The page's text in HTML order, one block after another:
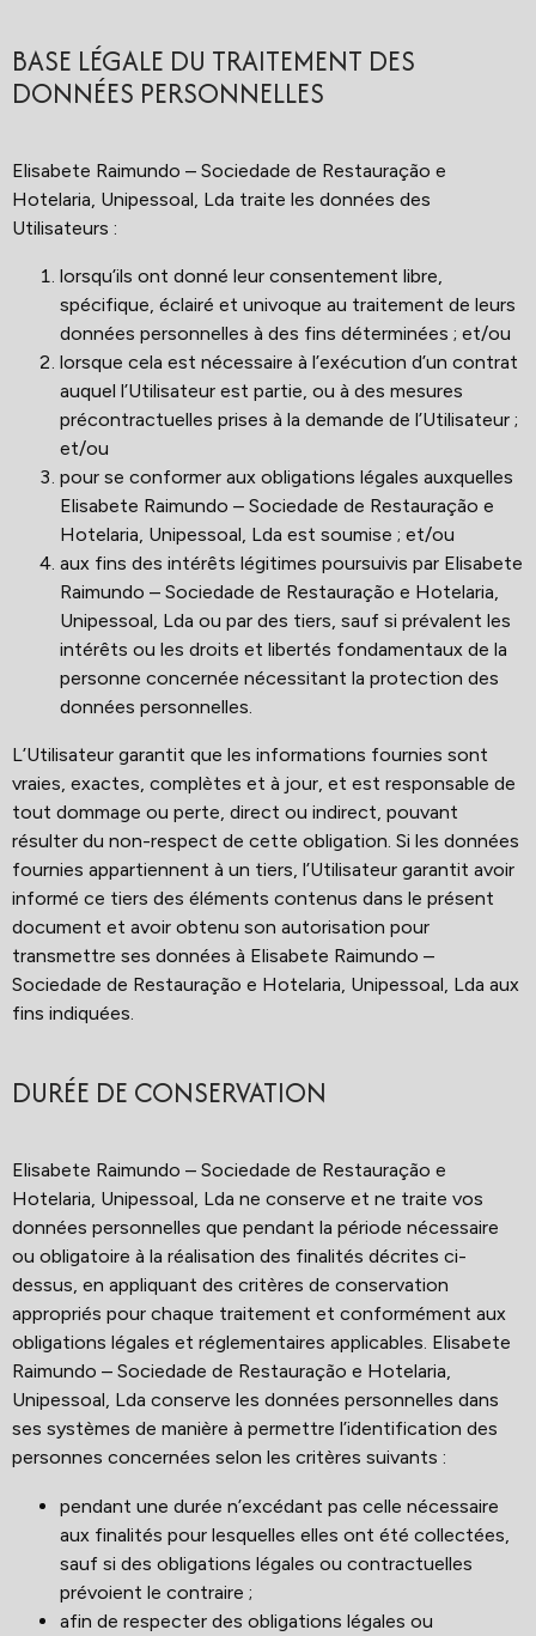
BASE LÉGALE DU TRAITEMENT DES
DONNÉES PERSONNELLES
Elisabete Raimundo – Sociedade de Restauração e
Hotelaria, Unipessoal, Lda traite les données des
Utilisateurs :
lorsqu’ils ont donné leur consentement libre,
spécifique, éclairé et univoque au traitement de leurs
données personnelles à des fins déterminées ; et/ou
lorsque cela est nécessaire à l’exécution d’un contrat
auquel l’Utilisateur est partie, ou à des mesures
précontractuelles prises à la demande de l’Utilisateur ;
et/ou
pour se conformer aux obligations légales auxquelles
Elisabete Raimundo – Sociedade de Restauração e
Hotelaria, Unipessoal, Lda est soumise ; et/ou
aux fins des intérêts légitimes poursuivis par Elisabete
Raimundo – Sociedade de Restauração e Hotelaria,
Unipessoal, Lda ou par des tiers, sauf si prévalent les
intérêts ou les droits et libertés fondamentaux de la
personne concernée nécessitant la protection des
données personnelles.
L’Utilisateur garantit que les informations fournies sont
vraies, exactes, complètes et à jour, et est responsable de
tout dommage ou perte, direct ou indirect, pouvant
résulter du non-respect de cette obligation. Si les données
fournies appartiennent à un tiers, l’Utilisateur garantit avoir
informé ce tiers des éléments contenus dans le présent
document et avoir obtenu son autorisation pour
transmettre ses données à Elisabete Raimundo –
Sociedade de Restauração e Hotelaria, Unipessoal, Lda aux
fins indiquées.
DURÉE DE CONSERVATION
Elisabete Raimundo – Sociedade de Restauração e
Hotelaria, Unipessoal, Lda ne conserve et ne traite vos
données personnelles que pendant la période nécessaire
ou obligatoire à la réalisation des finalités décrites ci-
dessus, en appliquant des critères de conservation
appropriés pour chaque traitement et conformément aux
obligations légales et réglementaires applicables. Elisabete
Raimundo – Sociedade de Restauração e Hotelaria,
Unipessoal, Lda conserve les données personnelles dans
ses systèmes de manière à permettre l’identification des
personnes concernées selon les critères suivants :
pendant une durée n’excédant pas celle nécessaire
aux finalités pour lesquelles elles ont été collectées,
sauf si des obligations légales ou contractuelles
prévoient le contraire ;
afin de respecter des obligations légales ou